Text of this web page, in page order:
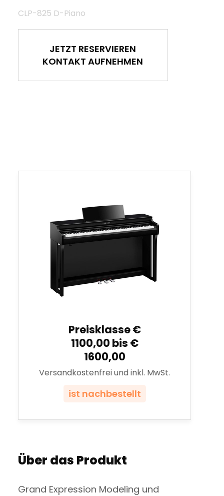
CLP-825 D-Piano
JETZT RESERVIEREN
KONTAKT AUFNEHMEN
Preisklasse €
1100,00 bis €
1600,00
Versandkostenfrei und inkl. MwSt.
ist nachbestellt
Über das Produkt
Grand Expression Modeling und